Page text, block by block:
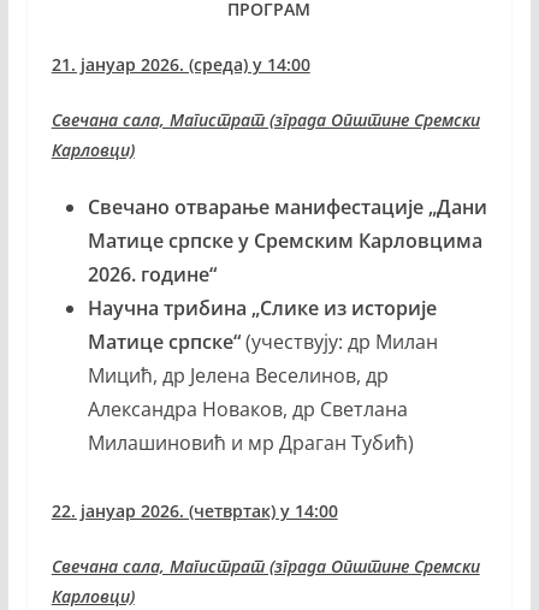
ПРОГРАМ
21. јануар 2026. (среда) у 14:00
Свечана сала, Магистрат (зграда Општине Сремски
Карловци)
Свечано отварање манифестације „Дани
Матице српске у Сремским Карловцима
2026. године“
Научна трибина „Слике из историје
Матице српске“(учествују: др Милан
Мицић, др Јелена Веселинов, др
Александра Новаков, др Светлана
Милашиновић и мр Драган Тубић)
22. јануар 2026. (четвртак) у 14:00
Свечана сала, Магистрат (зграда Општине Сремски
Карловци)